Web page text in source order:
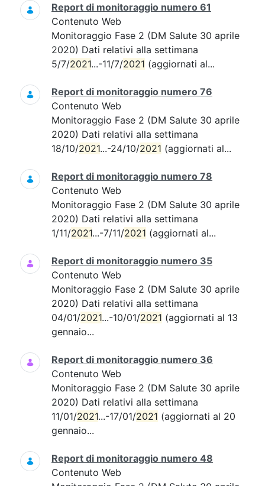
Report di monitoraggio numero 61
Contenuto Web
Monitoraggio Fase 2 (DM Salute 30 aprile
2020) Dati relativi alla settimana
5/7/2021...-11/7/2021 (aggiornati al...
Report di monitoraggio numero 76
Contenuto Web
Monitoraggio Fase 2 (DM Salute 30 aprile
2020) Dati relativi alla settimana
18/10/2021...-24/10/2021 (aggiornati al...
Report di monitoraggio numero 78
Contenuto Web
Monitoraggio Fase 2 (DM Salute 30 aprile
2020) Dati relativi alla settimana
1/11/2021...-7/11/2021 (aggiornati al...
Report di monitoraggio numero 35
Contenuto Web
Monitoraggio Fase 2 (DM Salute 30 aprile
2020) Dati relativi alla settimana
04/01/2021...-10/01/2021 (aggiornati al 13
gennaio...
Report di monitoraggio numero 36
Contenuto Web
Monitoraggio Fase 2 (DM Salute 30 aprile
2020) Dati relativi alla settimana
11/01/2021...-17/01/2021 (aggiornati al 20
gennaio...
Report di monitoraggio numero 48
Contenuto Web